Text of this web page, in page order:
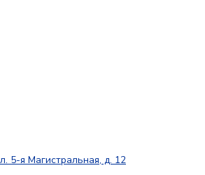
5-я Магистральная, д. 12